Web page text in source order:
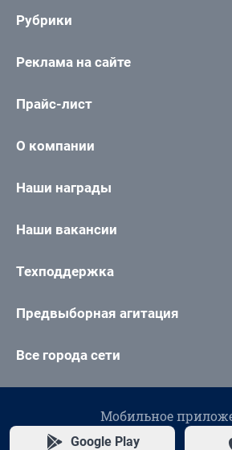
Рубрики
Реклама на сайте
Прайс-лист
О компании
Наши награды
Наши вакансии
Техподдержка
Предвыборная агитация
Все города сети
Мобильное
Google Play